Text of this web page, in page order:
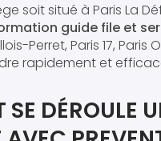
soit situé à Paris La
guide file et
Perret, Paris 17,
rapidement et
DÉROULE